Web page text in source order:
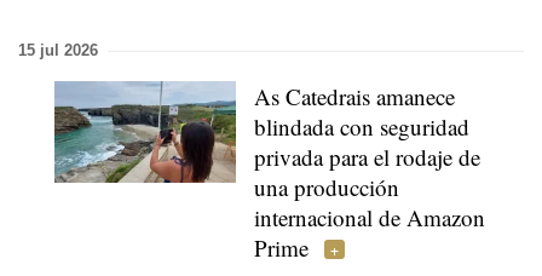
15 jul 2026
As Catedrais amanece
blindada con seguridad
privada para el rodaje de
una producción
internacional de Amazon
Prime